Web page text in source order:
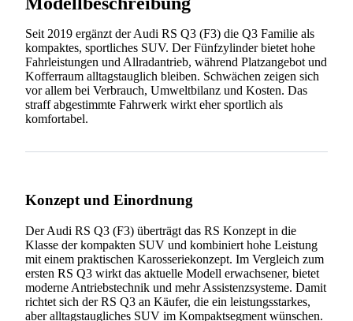
Seit 2019 ergänzt der Audi RS Q3 (F3) die Q3 Familie als
kompaktes, sportliches SUV. Der Fünfzylinder bietet hohe
Fahrleistungen und Allradantrieb, während Platzangebot und
Kofferraum alltagstauglich bleiben. Schwächen zeigen sich
vor allem bei Verbrauch, Umweltbilanz und Kosten. Das
straff abgestimmte Fahrwerk wirkt eher sportlich als
komfortabel.
Konzept und Einordnung
Der Audi RS Q3 (F3) überträgt das RS Konzept in die
Klasse der kompakten SUV und kombiniert hohe Leistung
mit einem praktischen Karosseriekonzept. Im Vergleich zum
ersten RS Q3 wirkt das aktuelle Modell erwachsener, bietet
moderne Antriebstechnik und mehr Assistenzsysteme. Damit
richtet sich der RS Q3 an Käufer, die ein leistungsstarkes,
aber alltagstaugliches SUV im Kompaktsegment wünschen.